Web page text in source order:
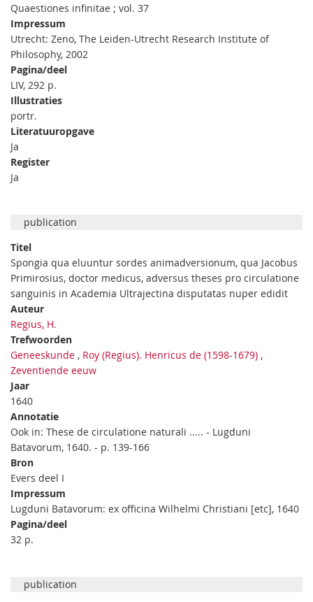
Quaestiones infinitae ; vol. 37
Impressum
Utrecht: Zeno, The Leiden-Utrecht Research Institute of
Philosophy, 2002
Pagina/deel
LIV, 292 p.
Illustraties
portr.
Literatuuropgave
Ja
Register
Ja
publication
Titel
Spongia qua eluuntur sordes animadversionum, qua Jacobus
Primirosius, doctor medicus, adversus theses pro circulatione
sanguinis in Academia Ultrajectina disputatas nuper edidit
Auteur
Regius, H.
Trefwoorden
Geneeskunde , Roy (Regius). Henricus de (1598-1679) ,
Zeventiende eeuw
Jaar
1640
Annotatie
Ook in: These de circulatione naturali ..... - Lugduni
Batavorum, 1640. - p. 139-166
Bron
Evers deel I
Impressum
Lugduni Batavorum: ex officina Wilhelmi Christiani [etc], 1640
Pagina/deel
32 p.
publication